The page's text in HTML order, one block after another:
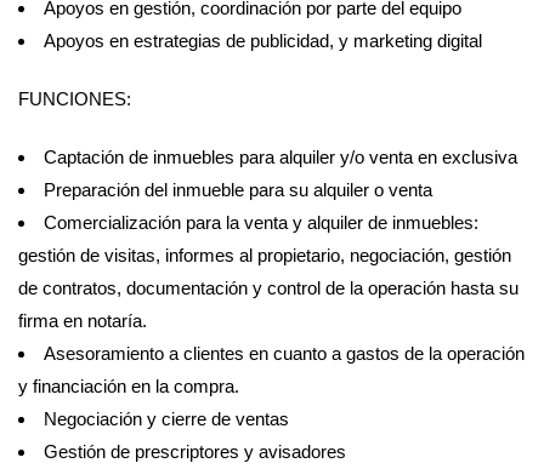
Apoyos en gestión, coordinación por parte del equipo
Apoyos en estrategias de publicidad, y marketing digital
FUNCIONES:
Captación de inmuebles para alquiler y/o venta en exclusiva
Preparación del inmueble para su alquiler o venta
Comercialización para la venta y alquiler de inmuebles:
gestión de visitas, informes al propietario, negociación, gestión
de contratos, documentación y control de la operación hasta su
firma en notaría.
Asesoramiento a clientes en cuanto a gastos de la operación
y financiación en la compra.
Negociación y cierre de ventas
Gestión de prescriptores y avisadores